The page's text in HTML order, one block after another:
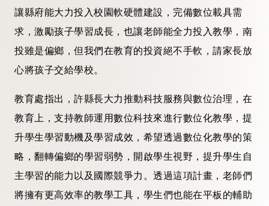
讓縣府能大力投入校園軟硬體建設，完備數位載具需
求，激勵孩子學習成長，也讓老師能全力投入教學，南
投雖是偏鄉，但我們在教育的投資絕不手軟，請家長放
心將孩子交給學校。
教育處指出，許縣長大力推動科技服務與數位治理，在
教育上，支持教師運用數位科技來進行數位化教學，提
升學生學習動機及學習成效，希望透過數位化教學的策
略，翻轉偏鄉的學習弱勢，開啟學生視野，提升學生自
主學習的能力以及國際競爭力。透過這項計畫，老師們
將擁有更高效率的教學工具，學生們也能在平板的輔助